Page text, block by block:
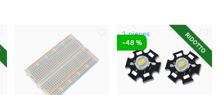
RIDOTTO
2 pieces
-48 %